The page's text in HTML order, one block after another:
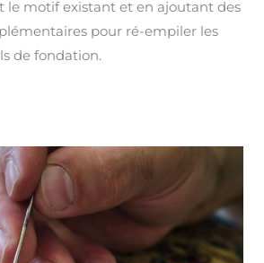
le motif existant et en ajoutant des
pour ré-empiler les
de fondation.